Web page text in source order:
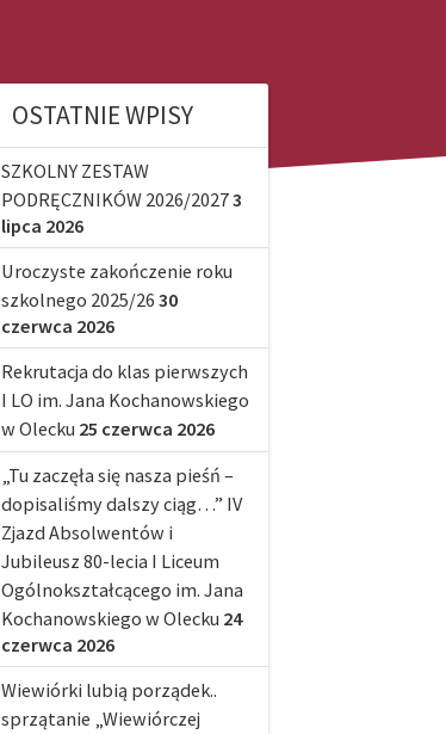
OSTATNIE WPISY
SZKOLNY ZESTAW
PODRĘCZNIKÓW 2026/20273
lipca 2026
Uroczyste zakończenie roku
szkolnego 2025/26 30
czerwca 2026
Rekrutacja do klas pierwszych
I LO im. Jana Kochanowskiego
w Olecku 25 czerwca 2026
„Tu zaczęła się nasza pieśń –
dopisaliśmy dalszy ciąg…” IV
Zjazd Absolwentów i
Jubileusz 80-lecia I Liceum
Ogólnokształcącego im. Jana
Kochanowskiego w Olecku 24
czerwca 2026
Wiewiórki lubią porządek..
sprzątanie „Wiewiórczej